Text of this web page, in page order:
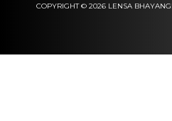
COPYRIGHT © 2026 LENSA